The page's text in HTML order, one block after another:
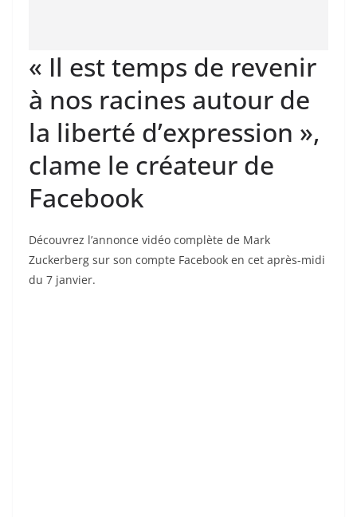
« Il est temps de revenir
à nos racines autour de
la liberté d’expression »,
clame le créateur de
Facebook
Découvrez l’annonce vidéo complète de Mark
Zuckerberg sur son compte Facebook en cet après-midi
du 7 janvier.